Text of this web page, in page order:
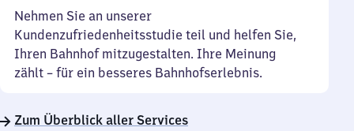
Nehmen Sie an unserer
Kundenzufriedenheitsstudie teil und helfen Sie,
Ihren Bahnhof mitzugestalten. Ihre Meinung
zählt – für ein besseres Bahnhofserlebnis.
Zum Überblick aller Services